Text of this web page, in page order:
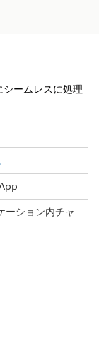
ームレスに処理
ーション内チャ